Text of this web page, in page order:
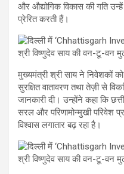
और औद्योगिक विकास की गति
प्रेरित करती हैं।
मुख्यमंत्री श्री साय ने निवेशकों
सुरक्षित वातावरण तथा तेज़ी से
जानकारी दी। उन्होंने कहा कि
सरल और परिणामोन्मुखी परिवेश
विश्वास लगातार बढ़ रहा है।